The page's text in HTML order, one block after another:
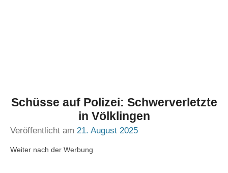
Schüsse auf Polizei: Schwerverletzte
in Völklingen
Veröffentlicht am 21. August 2025
Weiter nach der Werbung